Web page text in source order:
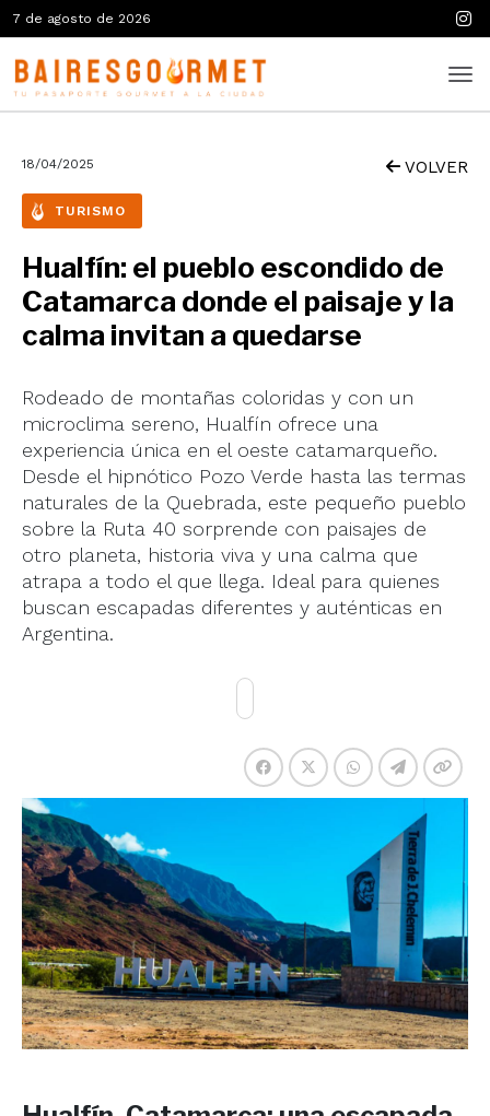
7 de agosto de 2026
18/04/2025 VOLVER
TURISMO
Hualfín: el pueblo escondido de
Catamarca donde el paisaje y la
calma invitan a quedarse
Rodeado de montañas coloridas y con un
microclima sereno, Hualfín ofrece una
experiencia única en el oeste catamarqueño.
Desde el hipnótico Pozo Verde hasta las termas
naturales de la Quebrada, este pequeño pueblo
sobre la Ruta 40 sorprende con paisajes de
otro planeta, historia viva y una calma que
atrapa a todo el que llega. Ideal para quienes
buscan escapadas diferentes y auténticas en
Argentina.